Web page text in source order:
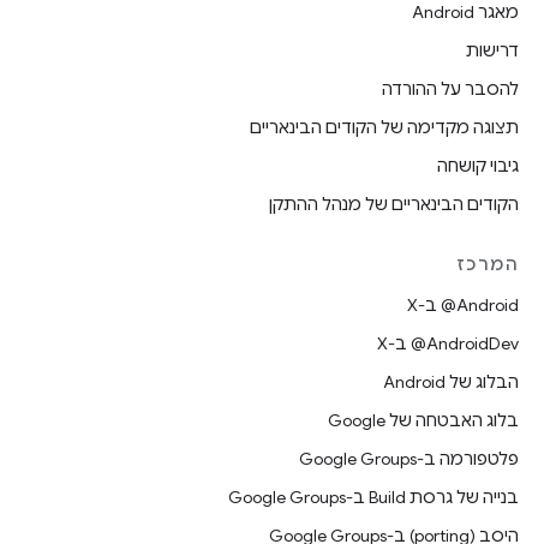
מאגר Android
דרישות
להסבר על ההורדה
תצוגה מקדימה של הקודים הבינאריים
גיבוי קושחה
הקודים הבינאריים של מנהל ההתקן
המרכז
‫‎@Android ב-X
‫‎@AndroidDev ב-X
הבלוג של Android
בלוג האבטחה של Google
פלטפורמה ב-Google Groups
בנייה של גרסת Build ב-Google Groups
היסב (porting) ב-Google Groups